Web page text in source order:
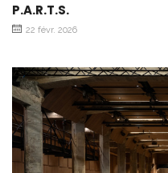
P.A.R.T.S.
22 févr. 2026